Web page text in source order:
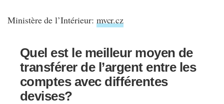
Ministère de l’Intérieur: mvcr.cz
Quel est le meilleur moyen de
transférer de l’argent entre les
comptes avec différentes
devises?